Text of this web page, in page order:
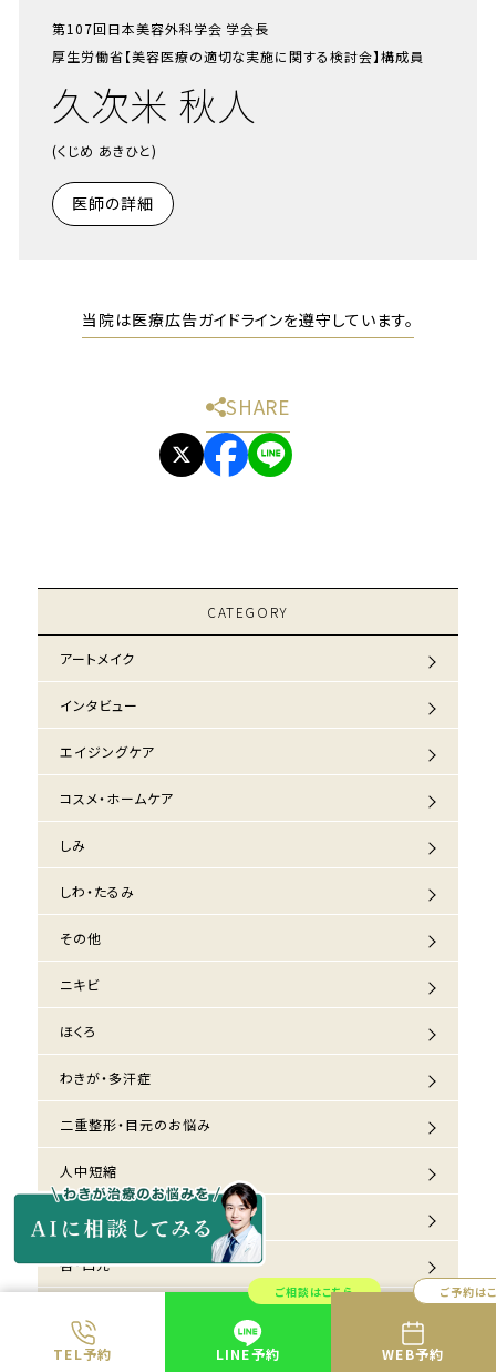
TEL予約
ご相談はこちら
LINE予約
ご予約は
WEB予約
第107回日本美容外科学会 学会長
厚生労働省【美容医療の適切な実施に関する検討会】構成員
久次米 秋人
(くじめ あきひと)
医師の詳細
当院は医療広告ガイドラインを遵守しています。
SHARE
CATEGORY
アートメイク
インタビュー
エイジングケア
コスメ・ホームケア
しみ
しわ・たるみ
その他
ニキビ
ほくろ
わきが・多汗症
二重整形・目元のお悩み
人中短縮
医療脱毛
唇・口元
婦人科形成